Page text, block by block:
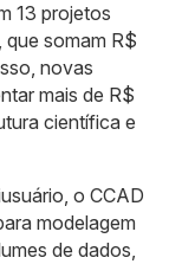
13 projetos
somam R$
novas
mais de R$
científica e
o CCAD
modelagem
de dados,